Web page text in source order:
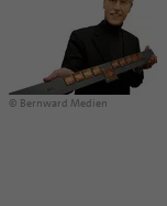
© Bernward Medien